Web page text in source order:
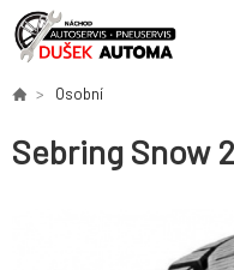
Osobní
Sebring Snow